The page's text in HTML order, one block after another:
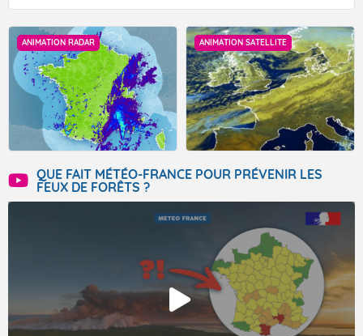
ANIMATION RADAR ANIMATION SATELLITE
QUE FAIT MÉTÉO-FRANCE POUR PRÉVENIR LES
FEUX DE FORÊTS ?